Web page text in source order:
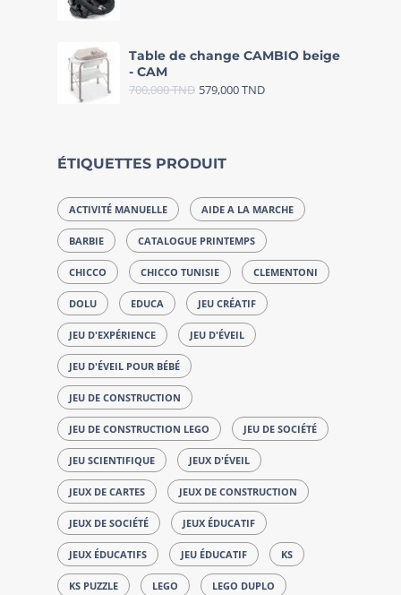
Table de change CAMBIO beige
- CAM
700,000TND 579,000TND
ÉTIQUETTES PRODUIT
ACTIVITÉ MANUELLE AIDE A LA MARCHE
BARBIE CATALOGUE PRINTEMPS
CHICCO CHICCO TUNISIE CLEMENTONI
DOLU EDUCA JEU CRÉATIF
JEU D'EXPÉRIENCE JEU D'ÉVEIL
JEU D'ÉVEIL POUR BÉBÉ
JEU DE CONSTRUCTION
JEU DE CONSTRUCTION LEGO JEU DE SOCIÉTÉ
JEU SCIENTIFIQUE JEUX D'ÉVEIL
JEUX DE CARTES JEUX DE CONSTRUCTION
JEUX DE SOCIÉTÉ JEUX ÉDUCATIF
JEUX ÉDUCATIFS JEU ÉDUCATIF KS
KS PUZZLE LEGO LEGO DUPLO